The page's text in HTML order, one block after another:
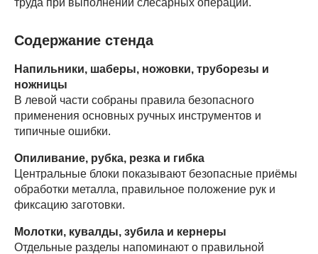
Содержание стенда
Напильники, шаберы, ножовки, труборезы и
ножницы
В левой части собраны правила безопасного
применения основных ручных инструментов и
типичные ошибки.
Опиливание, рубка, резка и гибка
Центральные блоки показывают безопасные приёмы
обработки металла, правильное положение рук и
фиксацию заготовки.
Молотки, кувалды, зубила и кернеры
Отдельные разделы напоминают о правильной